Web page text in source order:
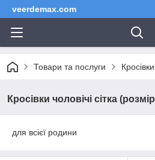
veerdemax.com
Товари та послуги
Кросівки чоловічі сітка
для всієї родини